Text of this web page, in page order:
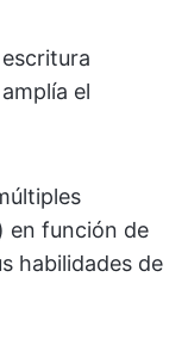
el
en función de
habilidades de